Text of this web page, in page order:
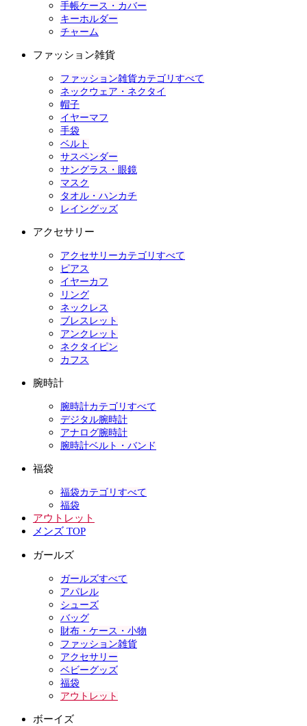
手帳ケース・カバー
キーホルダー
チャーム
ファッション雑貨
ファッション雑貨カテゴリすべて
ネックウェア・ネクタイ
帽子
イヤーマフ
手袋
ベルト
サスペンダー
サングラス・眼鏡
マスク
タオル・ハンカチ
レイングッズ
アクセサリー
アクセサリーカテゴリすべて
ピアス
イヤーカフ
リング
ネックレス
ブレスレット
アンクレット
ネクタイピン
カフス
腕時計
腕時計カテゴリすべて
デジタル腕時計
アナログ腕時計
腕時計ベルト・バンド
福袋
福袋カテゴリすべて
福袋
アウトレット
メンズ TOP
ガールズ
ガールズすべて
アパレル
シューズ
バッグ
財布・ケース・小物
ファッション雑貨
アクセサリー
ベビーグッズ
福袋
アウトレット
ボーイズ